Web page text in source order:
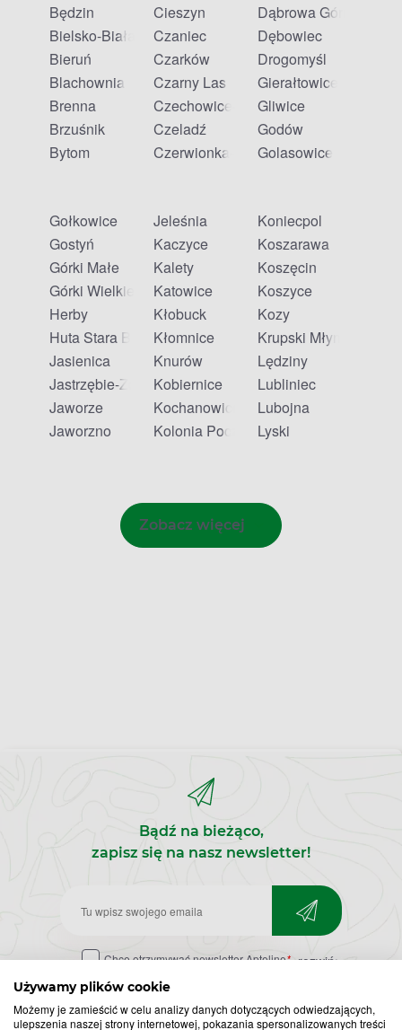
Używamy plików cookie
Możemy je zamieścić w celu analizy danych dotyczących odwiedzających,
ulepszenia naszej strony internetowej, pokazania spersonalizowanych treści
Będzin
Bielsko-Biała
Bieruń
Blachownia
Brenna
Brzuśnik
Bytom
Cieszyn
Czaniec
Czarków
Czarny Las
Czechowice-Dziedzice
Czeladź
Czerwionka-Leszczyny
Dąbrowa Górnicza
Dębowiec
Drogomyśl
Gierałtowice
Gliwice
Godów
Golasowice
Gołkowice
Gostyń
Górki Małe
Górki Wielkie
Herby
Huta Stara B
Jasienica
Jastrzębie-Zdrój
Jaworze
Jaworzno
Jeleśnia
Kaczyce
Kalety
Katowice
Kłobuck
Kłomnice
Knurów
Kobiernice
Kochanowice
Kolonia Poczesna
Koniecpol
Koszarawa
Koszęcin
Koszyce
Kozy
Krupski Młyn
Lędziny
Lubliniec
Lubojna
Lyski
Zobacz więcej
Bądź na bieżąco,
zapisz się na nasz newsletter!
Zapisz
do
newslettera
Chcę otrzymywać newsletter Apteline* rozwiń>